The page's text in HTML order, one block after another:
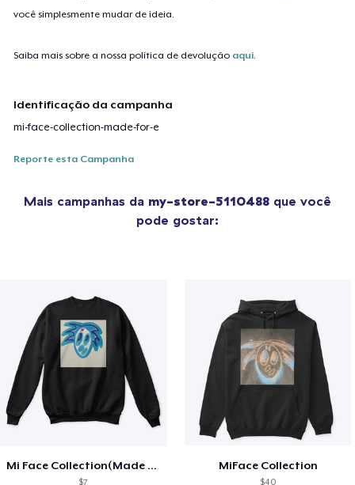
você simplesmente mudar de ideia.
Saiba mais sobre a nossa política de devolução aqui.
Identificação da campanha
mi-face-collection-made-for-e
Reporte esta Campanha
Mais campanhas da my-store-5110488 que você
pode gostar:
Mi Face Collection(Made For Everyone)
$7
MiFace Collection
$40